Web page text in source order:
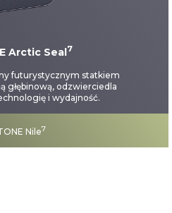
Arctic Seal7
futurystycznym statkiem
głębinową, odzwierciedla
i wydajność.
Nile7